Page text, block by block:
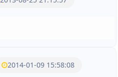
2014-01-09 15:58:08